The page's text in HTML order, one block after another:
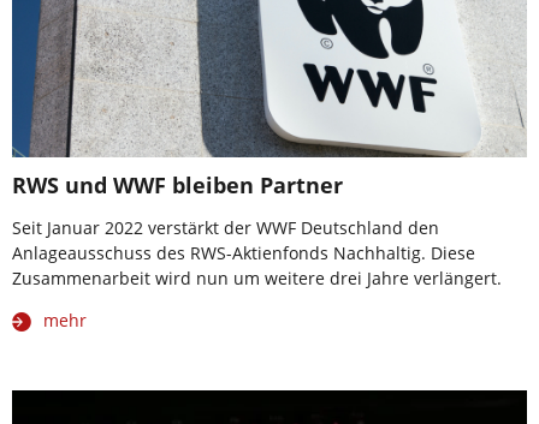
RWS und WWF bleiben Partner
Seit Januar 2022 verstärkt der WWF Deutschland den
Anlageausschuss des RWS-Aktienfonds Nachhaltig. Diese
Zusammenarbeit wird nun um weitere drei Jahre verlängert.
mehr